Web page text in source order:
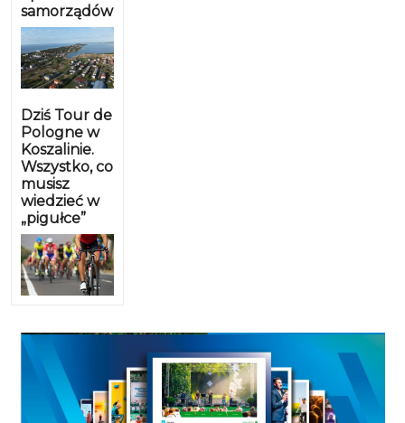
samorządów
Dziś Tour de
Pologne w
Koszalinie.
Wszystko, co
musisz
wiedzieć w
„pigułce”